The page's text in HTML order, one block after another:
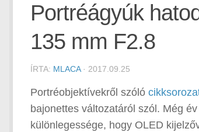
Portréágyúk
135 mm F2.8
ÍRTA: MLACA· 2017.09.25
Portréobjektívekről szóló
bajonettes változatáról szól. Még
különlegessége, hogy OLED